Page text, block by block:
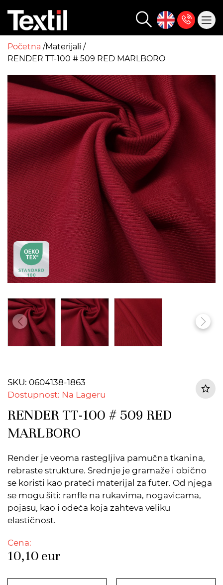
Početna Materijali
RENDER TT-100 # 509 RED MARLBORO
SKU: 0604138-1863
Dostupnost: Na Lageru
RENDER TT-100 # 509 RED
MARLBORO
Render je veoma rastegljiva pamučna tkanina,
rebraste strukture. Srednje je gramaže i obično
se koristi kao prateći materijal za futer. Od njega
se mogu šiti: ranfle na rukavima, nogavicama,
pojasu, kao i odeća koja zahteva veliku
elastičnost.
Cena:
10,10 eur